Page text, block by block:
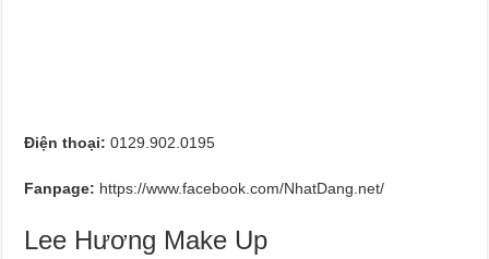
Điện thoại: 0129.902.0195
Fanpage: https://www.facebook.com/NhatDang.net/
Lee Hương Make Up